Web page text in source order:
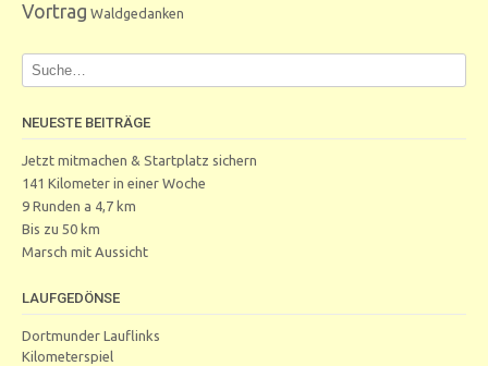
Vortrag Waldgedanken
NEUESTE BEITRÄGE
Jetzt mitmachen & Startplatz sichern
141 Kilometer in einer Woche
9 Runden a 4,7 km
Bis zu 50 km
Marsch mit Aussicht
LAUFGEDÖNSE
Dortmunder Lauflinks
Kilometerspiel